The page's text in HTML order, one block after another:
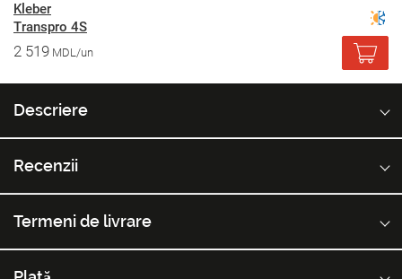
Kleber
Transpro 4S
2 519 MDL/un
Descriere
Recenzii
Termeni de livrare